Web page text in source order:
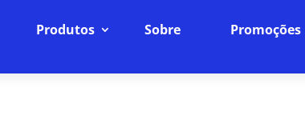
Produtos Sobre Promoções